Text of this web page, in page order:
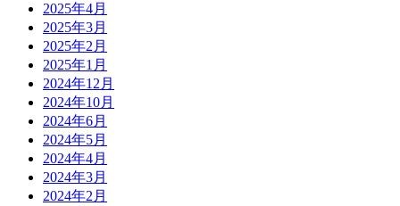
2025年4月
2025年3月
2025年2月
2025年1月
2024年12月
2024年10月
2024年6月
2024年5月
2024年4月
2024年3月
2024年2月